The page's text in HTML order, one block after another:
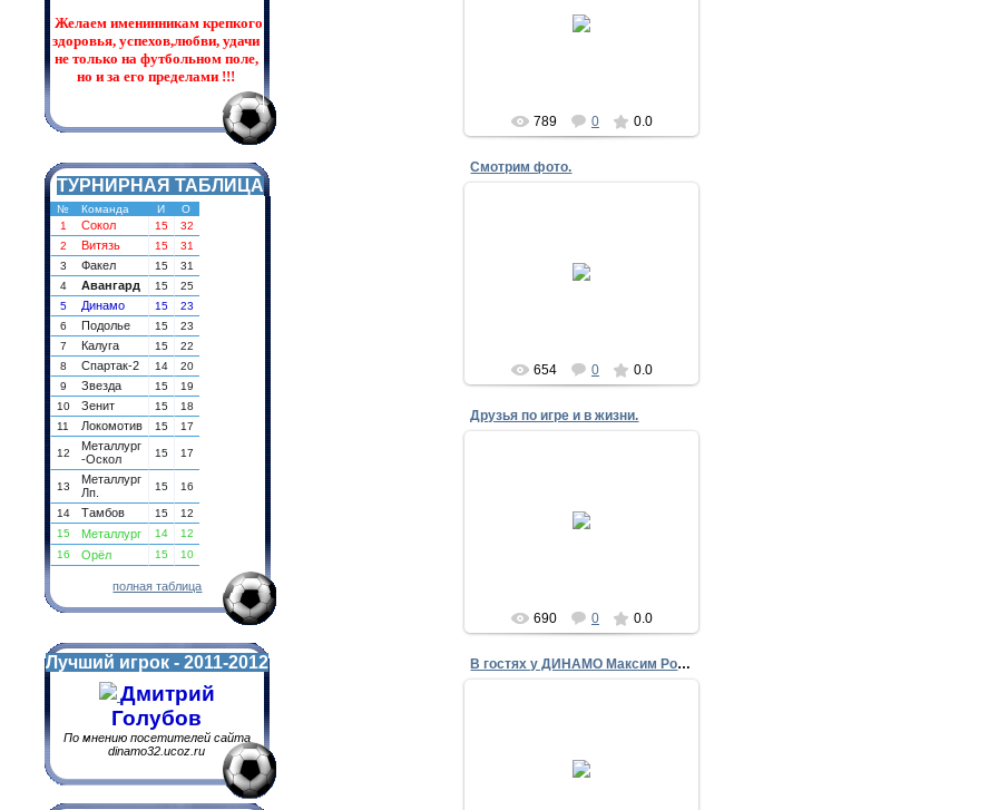
Желаем именинникам крепкого
здоровья, успехов,любви, удачи
не только на футбольном поле,
но и за его пределами !!!
ТУРНИРНАЯ ТАБЛИЦА
№ Команда И
О
1
Сокол 15
32
2
Витязь 15
31
3
Факел 15
31
4
Авангард 15
25
5
Динамо 15
23
6
Подолье 15
23
7
Калуга 15
22
8
Спартак-2 14
20
9
Звезда 15
19
10
Зенит 15
18
11
Локомотив 15 17
12
Металлург
-Оскол
15 17
13
Металлург
Лп.
15 16
14 Тамбов 15
12
15
Металлург 14
12
16
Орёл 15 10
полная таблица
Лучший игрок - 2011-2012
Дмитрий
Голубов
По мнению посетителей сайта
dinamo32.ucoz.ru
17 мая 2014
789 0 0.0
Смотрим фото.
17 мая 2014
654 0 0.0
Друзья по игре и в жизни.
17 мая 2014
690 0 0.0
В гостях у ДИНАМО Максим Ромащенко.
17 мая 2014